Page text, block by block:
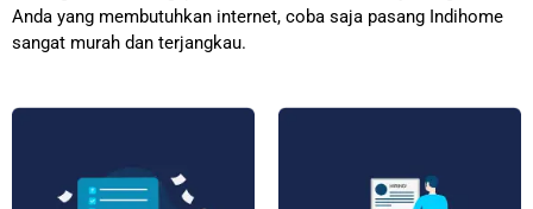
Anda yang membutuhkan internet, coba saja pasang Indihome
sangat murah dan terjangkau.